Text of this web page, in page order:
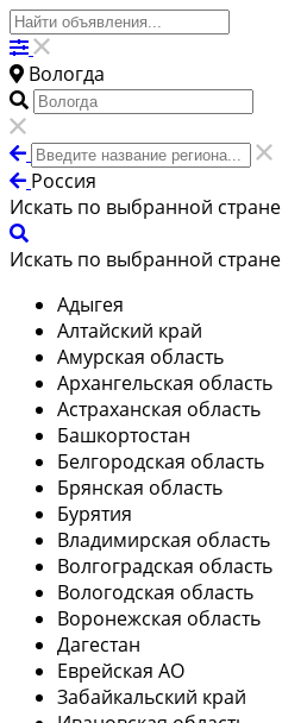
Вологда
Россия
Искать по выбранной стране
Искать по выбранной стране
Адыгея
Алтайский край
Амурская область
Архангельская область
Астраханская область
Башкортостан
Белгородская область
Брянская область
Бурятия
Владимирская область
Волгоградская область
Вологодская область
Воронежская область
Дагестан
Еврейская АО
Забайкальский край